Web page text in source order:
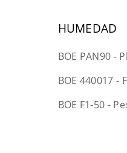
HUMEDAD
BOE PAN90 -
BOE 440017
BOE F1-50 -